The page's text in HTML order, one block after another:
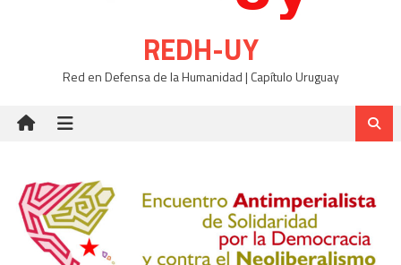
REDH-UY
Red en Defensa de la Humanidad | Capítulo Uruguay